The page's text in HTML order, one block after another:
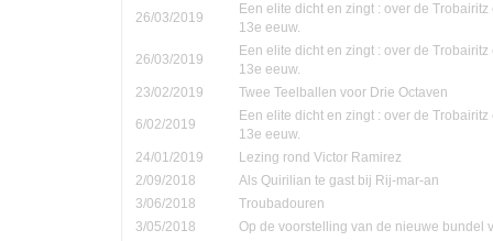
26/03/2019
Een elite dicht en zingt : over de
13e eeuw.
26/03/2019
Een elite dicht en zingt : over de
13e eeuw.
23/02/2019
Twee Teelballen voor Drie Octaven
6/02/2019
Een elite dicht en zingt : over de
13e eeuw.
24/01/2019
Lezing rond Victor Ramirez
2/09/2018
Als Quirilian te gast bij Rij-mar-an
3/06/2018
Troubadouren
3/05/2018
Op de voorstelling van de nieuwe bundel